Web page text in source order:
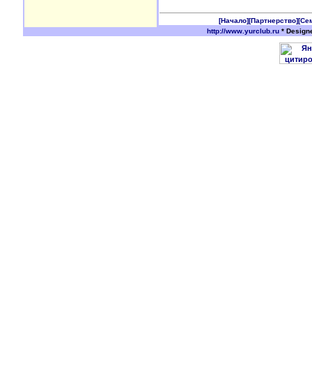
[Начало][Партнерство]
http://www.yurclub.ru*